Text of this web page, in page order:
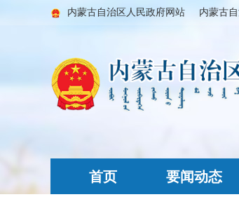
内蒙古自治区人民政府网站 内蒙古
首页 要闻动态